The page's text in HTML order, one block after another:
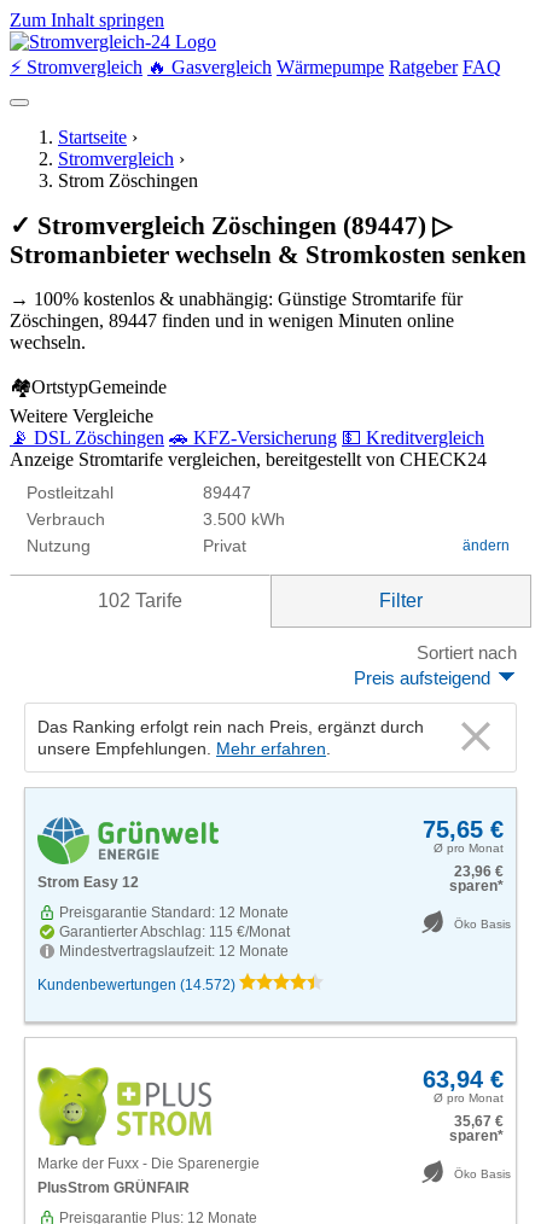
Zum Inhalt springen
⚡ Stromvergleich 🔥 Gasvergleich Wärmepumpe Ratgeber FAQ
Startseite ›
Stromvergleich ›
Strom Zöschingen
✓ Stromvergleich Zöschingen (89447) ▷
Stromanbieter wechseln & Stromkosten senken
→ 100% kostenlos & unabhängig: Günstige Stromtarife für
Zöschingen, 89447 finden und in wenigen Minuten online
wechseln.
🏘OrtstypGemeinde
Weitere Vergleiche
📡 DSL Zöschingen 🚗 KFZ-Versicherung 💵 Kreditvergleich
Anzeige Stromtarife vergleichen, bereitgestellt von CHECK24